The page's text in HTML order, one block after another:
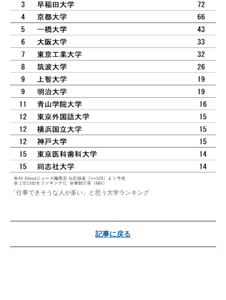
「仕事できそうな人が多い」と思う大学ランキング
記事に戻る